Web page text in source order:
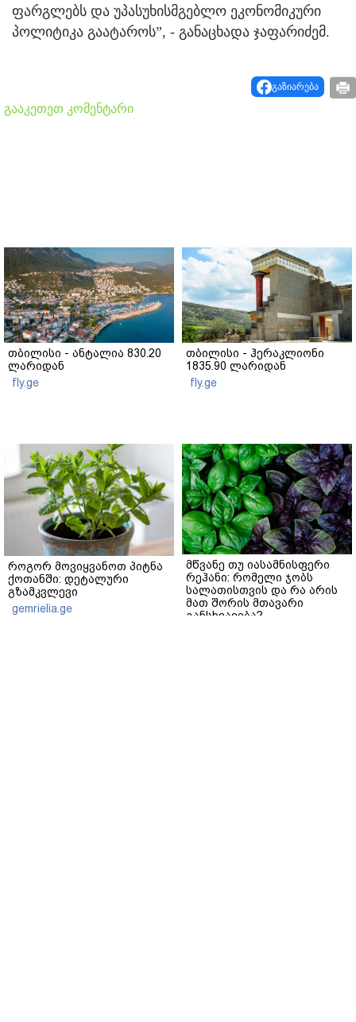
ფარგლებს და უპასუხისმგებლო ეკონომიკური
პოლიტიკა გაატაროს”, - განაცხადა ჯაფარიძემ.
გაზიარება
გააკეთეთ კომენტარი
თბილისი - ანტალია 830.20
ლარიდან
fly.ge
თბილისი - ჰერაკლიონი
1835.90 ლარიდან
fly.ge
როგორ მოვიყვანოთ პიტნა
ქოთანში: დეტალური
გზამკვლევი
gemrielia.ge
მწვანე თუ იასამნისფერი
რეჰანი: რომელი ჯობს
სალათისთვის და რა არის
მათ შორის მთავარი
განსხვავება?